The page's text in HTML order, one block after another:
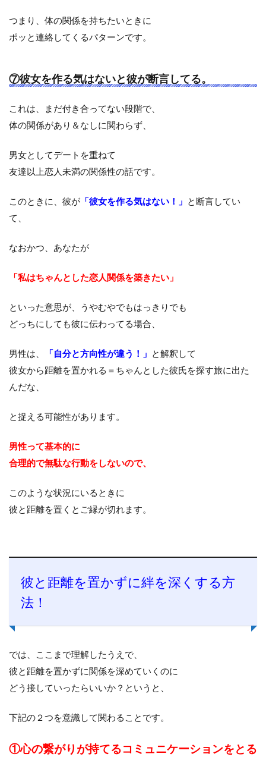
つまり、体の関係を持ちたいときに
ポッと連絡してくるパターンです。
⑦彼女を作る気はないと彼が断言してる。
これは、まだ付き合ってない段階で、
体の関係があり＆なしに関わらず、
男女としてデートを重ねて
友達以上恋人未満の関係性の話です。
このときに、彼が 「彼女を作る気はない！」 と断言してい
て、
なおかつ、あなたが
「私はちゃんとした恋人関係を築きたい」
といった意思が、うやむやでもはっきりでも
どっちにしても彼に伝わってる場合、
男性は、 「自分と方向性が違う！」 と解釈して
彼女から距離を置かれる＝ちゃんとした彼氏を探す旅に出た
んだな、
と捉える可能性があります。
男性って基本的に
合理的で無駄な行動をしないので、
このような状況にいるときに
彼と距離を置くとご縁が切れます。
彼と距離を置かずに絆を深くする方
法！
では、ここまで理解したうえで、
彼と距離を置かずに関係を深めていくのに
どう接していったらいいか？というと、
下記の２つを意識して関わることです。
①心の繋がりが持てるコミュニケーションをとる